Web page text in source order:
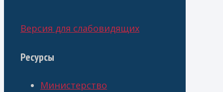
Версия для слабовидящих
Ресурсы
Министерство